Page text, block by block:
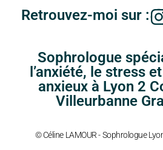
Retrouvez-moi sur :
Sophrologue
l’anxiété, le stress
anxieux à Lyon 2
Villeurbanne
© Céline LAMOUR - Sophrologue